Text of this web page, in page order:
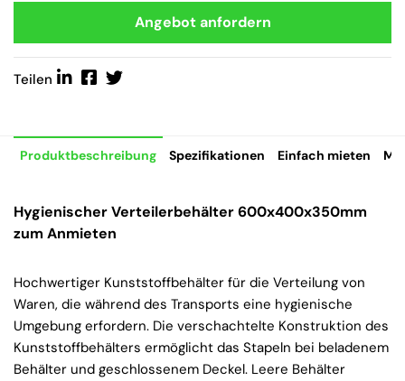
Angebot anfordern
Teilen
Produktbeschreibung Spezifikationen Einfach mieten
Hygienischer Verteilerbehälter 600x400x350mm
zum Anmieten
Hochwertiger Kunststoffbehälter für die Verteilung von
Waren, die während des Transports eine hygienische
Umgebung erfordern. Die verschachtelte Konstruktion des
Kunststoffbehälters ermöglicht das Stapeln bei beladenem
Behälter und geschlossenem Deckel. Leere Behälter